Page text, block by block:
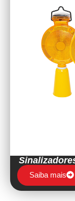
Saiba mais